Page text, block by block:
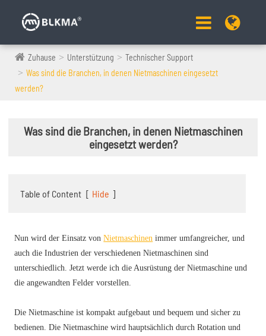
Zuhause Unterstützung
Technischer Support
Was sind die Branchen, in denen Nietmaschinen eingesetzt
werden?
Was sind die Branchen, in denen Nietmaschinen
eingesetzt werden?
Table of Content [ Hide ]
Nun wird der Einsatz vonNietmaschinen immer umfangreicher, und
auch die Industrien der verschiedenen Nietmaschinen sind
unterschiedlich. Jetzt werde ich die Ausrüstung der Nietmaschine und
die angewandten Felder vorstellen.
Die Nietmaschine ist kompakt aufgebaut und bequem und sicher zu
bedienen. Die Nietmaschine wird hauptsächlich durch Rotation und